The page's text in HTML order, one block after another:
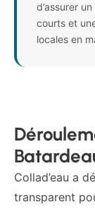
d’assurer
courts et
locales en
Collad’eau a
transparent